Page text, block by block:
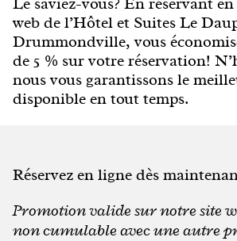
web de l’Hôtel et Suites Le
Drummondville, vous
de 5 % sur votre réservation!
nous vous garantissons le
disponible en tout temps.
Réservez en ligne dès
Promotion valide sur notre site
non cumulable avec une autre